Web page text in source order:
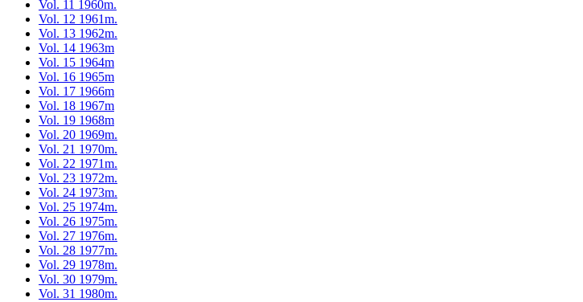
Vol. 11 1960m.
Vol. 12 1961m.
Vol. 13 1962m.
Vol. 14 1963m
Vol. 15 1964m
Vol. 16 1965m
Vol. 17 1966m
Vol. 18 1967m
Vol. 19 1968m
Vol. 20 1969m.
Vol. 21 1970m.
Vol. 22 1971m.
Vol. 23 1972m.
Vol. 24 1973m.
Vol. 25 1974m.
Vol. 26 1975m.
Vol. 27 1976m.
Vol. 28 1977m.
Vol. 29 1978m.
Vol. 30 1979m.
Vol. 31 1980m.